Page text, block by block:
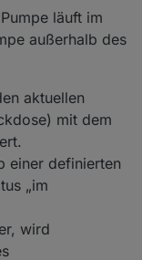
läuft im
außerhalb des
aktuellen
mit dem
einer definierten
„im
wird